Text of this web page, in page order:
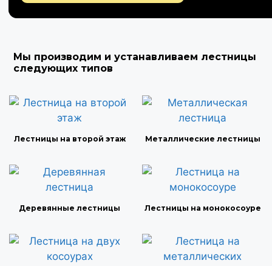
Мы производим и устанавливаем лестницы
следующих типов
Лестницы на второй этаж Металлические лестницы
Деревянные лестницы Лестницы на монокосоуре